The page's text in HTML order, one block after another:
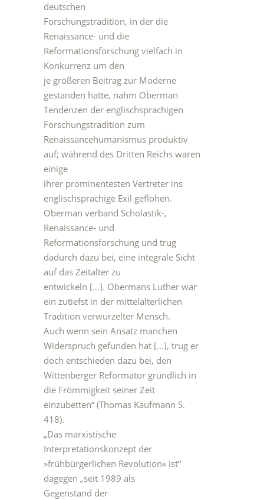
deutschen
Forschungstradition, in der die
Renaissance- und die
Reformationsforschung vielfach in
Konkurrenz um den
je größeren Beitrag zur Moderne
gestanden hatte, nahm Oberman
Tendenzen der englischsprachigen
Forschungstradition zum
Renaissancehumanismus produktiv
auf; während des Dritten Reichs waren
einige
ihrer prominentesten Vertreter ins
englischsprachige Exil geflohen.
Oberman verband Scholastik-,
Renaissance- und
Reformationsforschung und trug
dadurch dazu bei, eine integrale Sicht
auf das Zeitalter zu
entwickeln […]. Obermans Luther war
ein zutiefst in der mittelalterlichen
Tradition verwurzelter Mensch.
Auch wenn sein Ansatz manchen
Widerspruch gefunden hat […], trug er
doch entschieden dazu bei, den
Wittenberger Reformator gründlich in
die Frömmigkeit seiner Zeit
einzubetten“ (Thomas Kaufmann S.
418).
„Das marxistische
Interpretationskonzept der
»frühbürgerlichen Revolution« ist“
dagegen „seit 1989 als
Gegenstand der